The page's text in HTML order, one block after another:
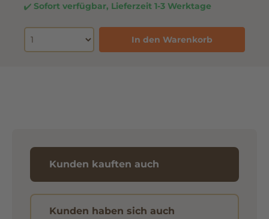
Sofort verfügbar, Lieferzeit 1-3 Werktage
In den Warenkorb
Kunden kauften auch
Kunden haben sich auch